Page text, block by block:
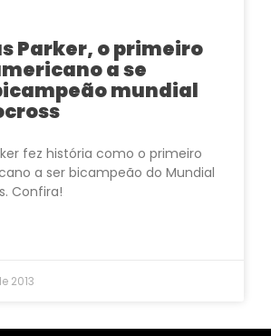
Parker, o primeiro
a se
mundial
fez história como o primeiro
a ser bicampeão do Mundial
Confira!
2013